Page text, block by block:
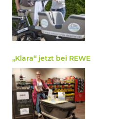
„Klara“ jetzt bei REWE